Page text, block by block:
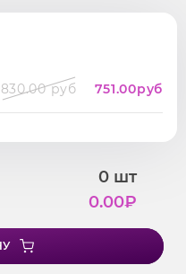
830.00 руб 751.00руб
0 шт
0.00₽